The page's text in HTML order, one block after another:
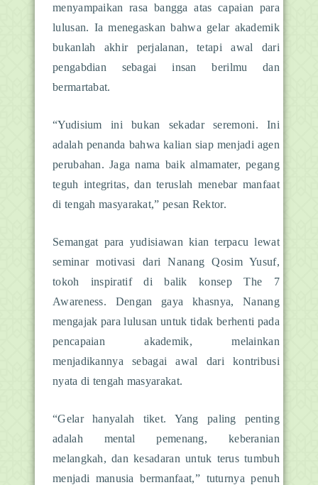
menyampaikan rasa bangga atas capaian para
lulusan. Ia menegaskan bahwa gelar akademik
bukanlah akhir perjalanan, tetapi awal dari
pengabdian sebagai insan berilmu dan
bermartabat.
“Yudisium ini bukan sekadar seremoni. Ini
adalah penanda bahwa kalian siap menjadi agen
perubahan. Jaga nama baik almamater, pegang
teguh integritas, dan teruslah menebar manfaat
di tengah masyarakat,” pesan Rektor.
Semangat para yudisiawan kian terpacu lewat
seminar motivasi dari Nanang Qosim Yusuf,
tokoh inspiratif di balik konsep The 7
Awareness. Dengan gaya khasnya, Nanang
mengajak para lulusan untuk tidak berhenti pada
pencapaian akademik, melainkan
menjadikannya sebagai awal dari kontribusi
nyata di tengah masyarakat.
“Gelar hanyalah tiket. Yang paling penting
adalah mental pemenang, keberanian
melangkah, dan kesadaran untuk terus tumbuh
menjadi manusia bermanfaat,” tuturnya penuh